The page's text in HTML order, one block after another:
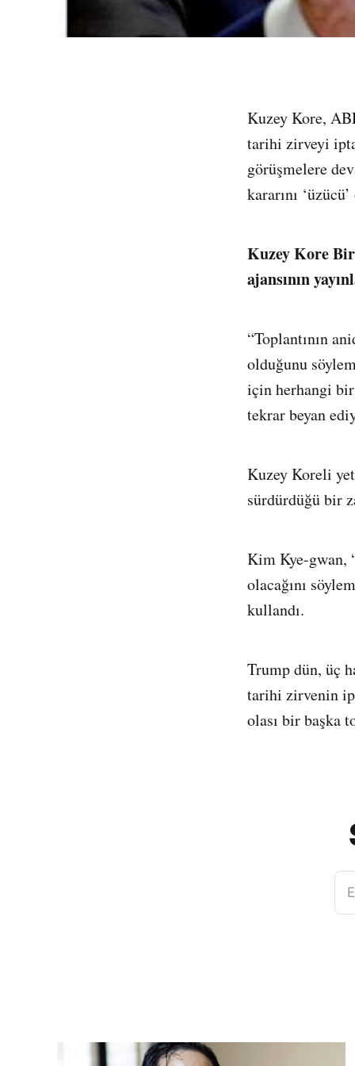
Kuzey Kore,
tarihi zirveyi
görüşmelere
kararını
Kuzey Kore
ajansının
“Toplantının
olduğunu
için herhangi
tekrar beyan
Kuzey Koreli
sürdürdüğü bir
Kim Kye-gwan,
olacağını
kullandı.
Trump dün, üç
tarihi zirvenin
olası bir başka